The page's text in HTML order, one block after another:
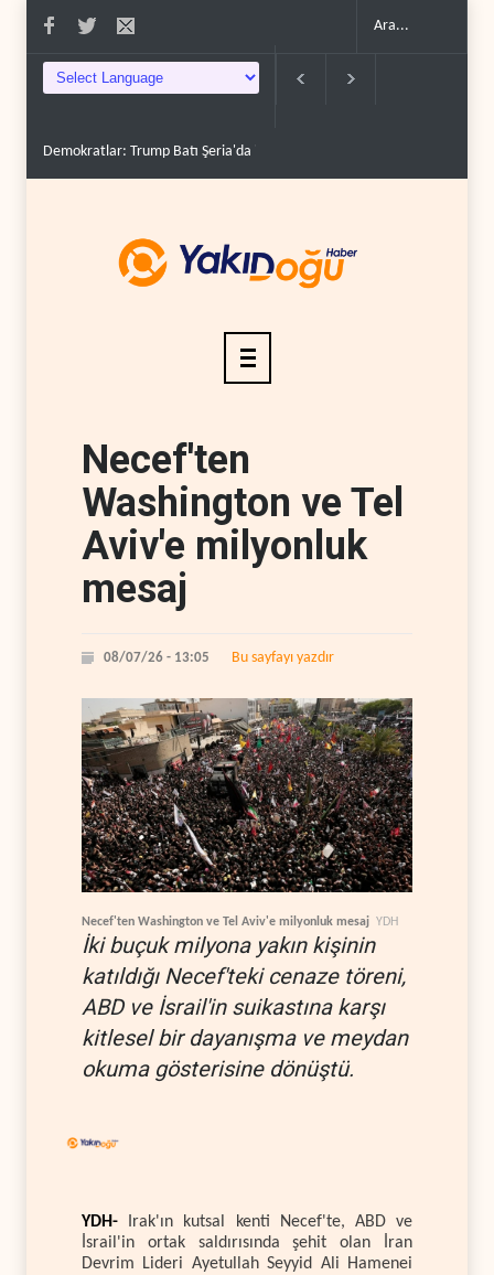
Demokratlar: Trump Batı Şeria'da işgalci yerleşimcilere ..
Necef'ten
Washington ve Tel
Aviv'e milyonluk
mesaj
08/07/26 - 13:05 Bu sayfayı yazdır
Necef'ten Washington ve Tel Aviv'e milyonluk mesaj YDH
İki buçuk milyona yakın kişinin
katıldığı Necef'teki cenaze töreni,
ABD ve İsrail'in suikastına karşı
kitlesel bir dayanışma ve meydan
okuma gösterisine dönüştü.
YDH- Irak'ın kutsal kenti Necef'te, ABD ve
İsrail'in ortak saldırısında şehit olan İran
Devrim Lideri Ayetullah Seyyid Ali Hamenei